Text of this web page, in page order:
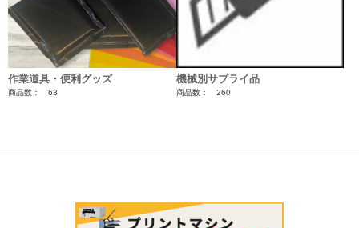
作業道具・便利グッズ
商品数： 63
機械別サプライ品
商品数： 260